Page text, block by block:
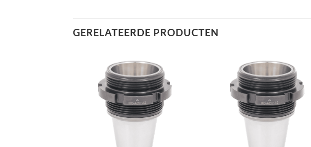
GERELATEERDE PRODUCTEN